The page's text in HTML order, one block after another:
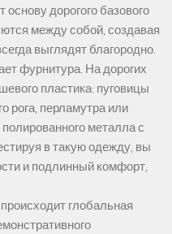
дорогого базового
между собой, создавая
выглядят благородно.
фурнитура. На дорогих
пластика: пуговицы
рога, перламутра или
металла с
в такую одежду, вы
и подлинный комфорт,
глобальная